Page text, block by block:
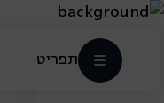
תפריט